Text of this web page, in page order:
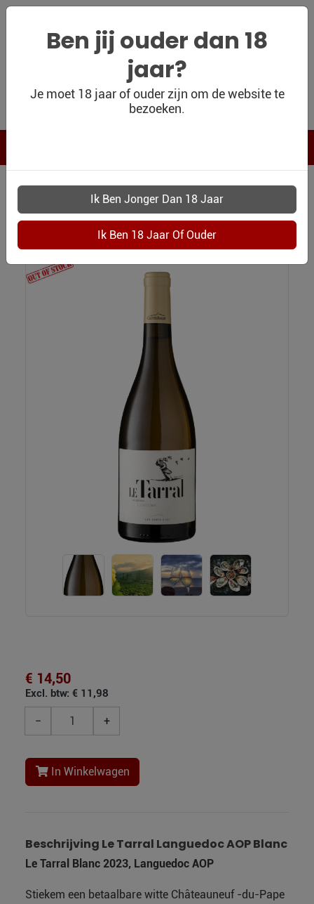
WIJNSHOP
WIJN BLOG
WIJN OUTLET
PERSOONLIJK-
WIJN-
KADOBON
CONTACT
Ben jij ouder dan 18
jaar?
Je moet 18 jaar of ouder zijn om de website te
bezoeken.
6470 LE TARRAL LANGUEDOC AOP BLANC
Le Tarral Languedoc AOP Blanc
€ 14,50
Excl. btw: € 11,98
− +
In Winkelwagen
Beschrijving Le Tarral Languedoc AOP Blanc
Le Tarral Blanc 2023, Languedoc AOP
Stiekem een betaalbare witte Châteauneuf -du-Pape